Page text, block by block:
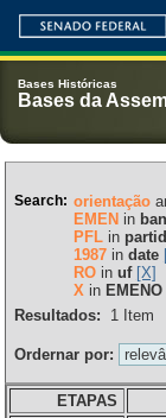
Bases Históricas
Bases da
Search: orientação
EMEN in
PFLin
1987in date
ROin uf [X]
Xin EMENO
Resultados:
1Item
Ordernar por:
ETAPAS